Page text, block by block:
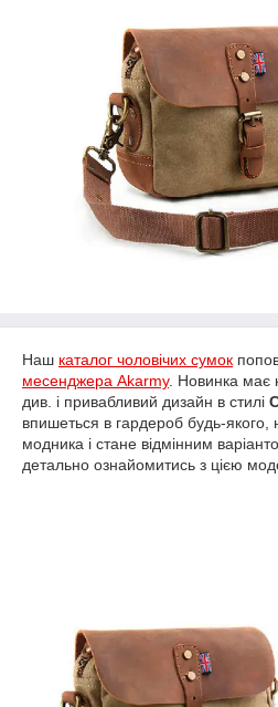
Наш каталог чоловічих сумок
месенджера Akarmy. Новинка має
див. і привабливий дизайн в стилі
впишеться в гардероб будь-якого,
модника і стане відмінним
детально ознайомитись з цією